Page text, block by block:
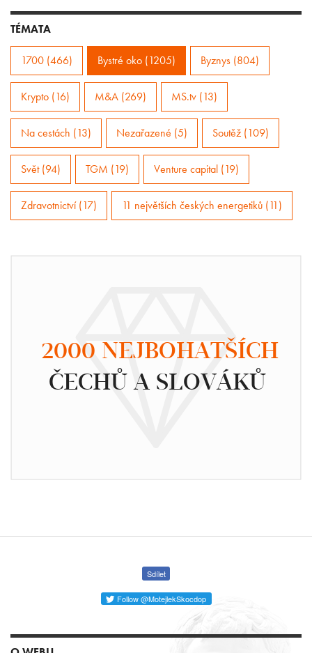
TÉMATA
1700 (466) Bystré oko (1205) Byznys (804)
Krypto (16) M&A (269) MS.tv (13)
Na cestách (13) Nezařazené (5) Soutěž (109)
Svět (94) TGM (19) Venture capital (19)
Zdravotnictví (17) 11 největších českých energetiků (11)
2000 NEJBOHATŠÍCH
ČECHŮ A SLOVÁKŮ
Sdílet
Follow @MotejlekSkocdop